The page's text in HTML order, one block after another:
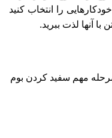
را انتخاب کنید
آنها لذت ببرید.
بوم نقاشی را سفید کنیم؟ + 4 مرحله مهم سفید کردن بوم